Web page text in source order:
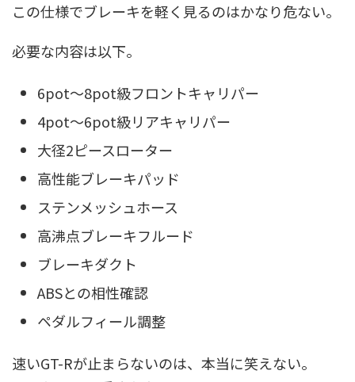
この仕様でブレーキを軽く見るのはかなり危ない。
必要な内容は以下。
6pot〜8pot級フロントキャリパー
4pot〜6pot級リアキャリパー
大径2ピースローター
高性能ブレーキパッド
ステンメッシュホース
高沸点ブレーキフルード
ブレーキダクト
ABSとの相性確認
ペダルフィール調整
速いGT-Rが止まらないのは、本当に笑えない。